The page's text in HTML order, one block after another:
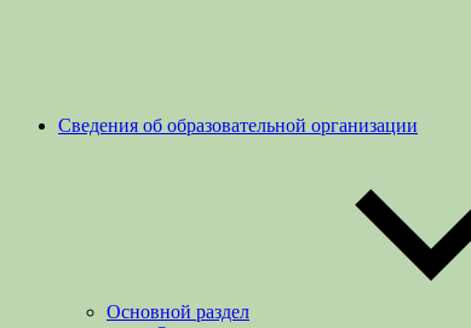
Сведения об образовательной организации
Основной раздел